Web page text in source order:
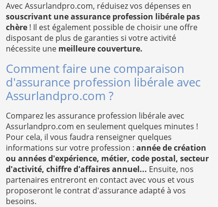
Avec Assurlandpro.com, réduisez vos dépenses en
souscrivant une assurance profession libérale pas
chère ! Il est également possible de choisir une offre
disposant de plus de garanties si votre activité
nécessite une meilleure couverture.
Comment faire une comparaison
d'assurance profession libérale avec
Assurlandpro.com ?
Comparez les assurance profession libérale avec
Assurlandpro.com en seulement quelques minutes !
Pour cela, il vous faudra renseigner quelques
informations sur votre profession : année de création
ou années d'expérience, métier, code postal, secteur
d'activité, chiffre d'affaires annuel... Ensuite, nos
partenaires entreront en contact avec vous et vous
proposeront le contrat d'assurance adapté à vos
besoins.